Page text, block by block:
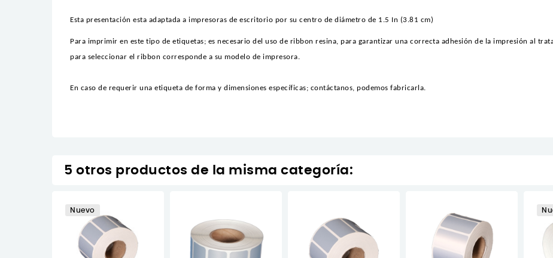
Esta presentación esta adaptada a impresoras de escritorio por su centro de diámetro de 1.5 In (3.81 cm)
Para imprimir en este tipo de etiquetas; es necesario del uso de ribbon resina, para garantizar una correcta adhesión de la impresión al
para seleccionar el ribbon corresponde a su modelo de impresora.
En caso de requerir una etiqueta de forma y dimensiones específicas; contáctanos, podemos fabricarla.
5 otros productos de la misma categoría:
Nuevo